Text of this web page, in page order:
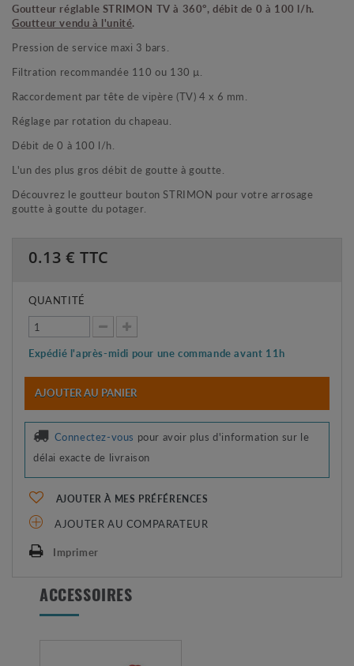
Goutteur réglable STRIMON TV à 360°, débit de 0 à 100 l/h.
Goutteur vendu à l'unité.
Pression de service maxi 3 bars.
Filtration recommandée 110 ou 130 µ.
Raccordement par tête de vipère (TV) 4 x 6 mm.
Réglage par rotation du chapeau.
Débit de 0 à 100 l/h.
L'un des plus gros débit de goutte à goutte.
Découvrez le goutteur bouton STRIMON pour votre arrosage
goutte à goutte du potager.
0.13 € TTC
QUANTITÉ
Expédié l'après-midi pour une commande avant 11h
AJOUTER AU PANIER
Connectez-vous pour avoir plus d'information sur le
délai exacte de livraison
AJOUTER À MES PRÉFÉRENCES
AJOUTER AU COMPARATEUR
Imprimer
ACCESSOIRES